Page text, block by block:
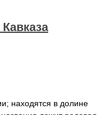
находятся в долине